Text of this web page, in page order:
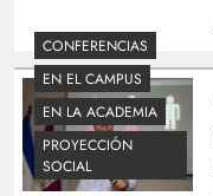
CONFERENCIAS
EN EL CAMPUS
EN LA ACADEMIA
PROYECCIÓN
SOCIAL